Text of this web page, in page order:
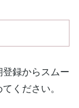
録からスムー
ください。